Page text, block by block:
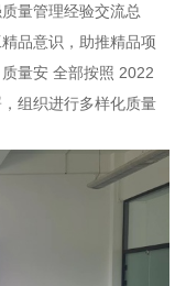
量管理经验交流总
品意识，助推精品项
量安 全部按照 2022
组织进行多样化质量